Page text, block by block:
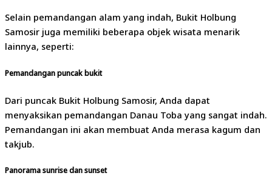
Selain pemandangan alam yang indah, Bukit Holbung
Samosir juga memiliki beberapa objek wisata menarik
lainnya, seperti:
Pemandangan puncak bukit
Dari puncak Bukit Holbung Samosir, Anda dapat
menyaksikan pemandangan Danau Toba yang sangat indah.
Pemandangan ini akan membuat Anda merasa kagum dan
takjub.
Panorama sunrise dan sunset